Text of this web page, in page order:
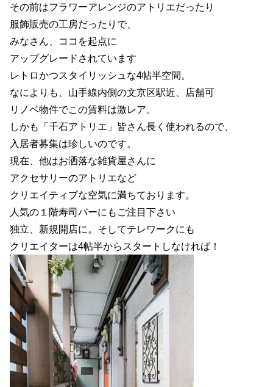
その前はフラワーアレンジのアトリエだったり
服飾販売の工房だったりで、
みなさん、ココを起点に
アップグレードされています
レトロかつスタイリッシュな4帖半空間。
なによりも、山手線内側の文京区駅近、店舗可
リノベ物件でこの賃料は激レア。
しかも「千石アトリエ」皆さん長く使われるので、
入居者募集は珍しいのです。
現在、他はお洒落な雑貨屋さんに
アクセサリーのアトリエなど
クリエイティブな空気に満ちております。
人気の１階寿司バーにもご注目下さい
独立、新規開店に。そしてテレワークにも
クリエイターは4帖半からスタートしなければ！